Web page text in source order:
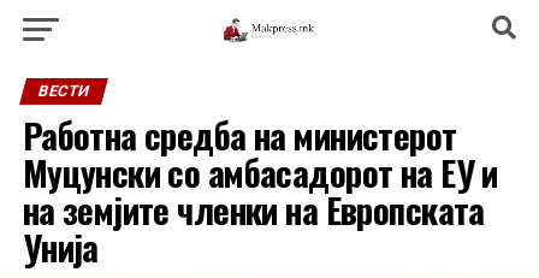
ВЕСТИ
Работна средба на министерот
Муцунски со амбасадорот на ЕУ и
на земјите членки на Европската
Унија